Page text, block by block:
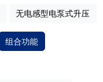
无电感型电泵式升压
组合功能